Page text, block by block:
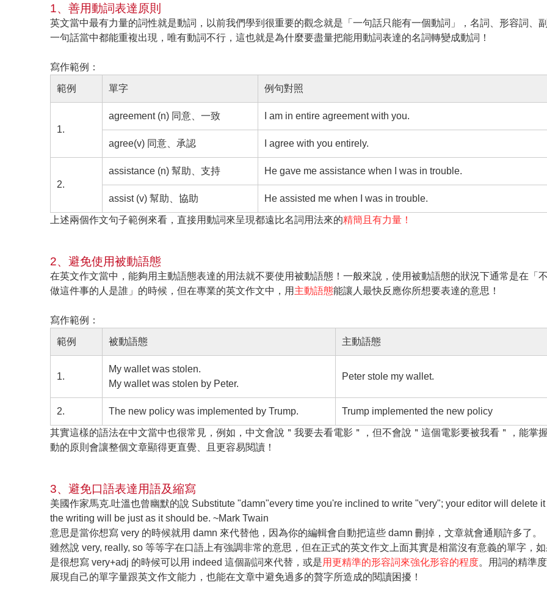
1、善用動詞表達原則
英文當中最有力量的詞性就是動詞，以前我們學到很重要的觀念就是「一句話只能有一個動詞」，名詞、形容詞、
一句話當中都能重複出現，唯有動詞不行，這也就是為什麼要盡量把能用動詞表達的名詞轉變成動詞！
寫作範例：
範例 單字 例句對照
1.
agreement (n) 同意、一致 I am in entire agreement with you.
agree(v) 同意、承認 I agree with you entirely.
2.
assistance (n) 幫助、支持 He gave me assistance when I was in trouble.
assist (v) 幫助、協助 He assisted me when I was in trouble.
上述兩個作文句子範例來看，直接用動詞來呈現都遠比名詞用法來的精簡且有力量！
2、避免使用被動語態
在英文作文當中，能夠用主動語態表達的用法就不要使用被動語態！一般來說，使用被動語態的狀況下通常是在「
做這件事的人是誰」的時候，但在專業的英文作文中，用 主動語態能讓人最快反應你所想要表達的意思！
寫作範例：
範例 被動語態 主動語態
1.
My wallet was stolen.
My wallet was stolen by Peter.
Peter stole my wallet.
2. The new policy was implemented by Trump. Trump implemented the new policy
其實這樣的語法在中文當中也很常見，例如，中文會說＂我要去看電影＂，但不會說＂這個電影要被我看＂，能掌
動的原則會讓整個文章顯得更直覺、且更容易閱讀！
3、避免口語表達用語及縮寫
美國作家馬克.吐溫也曾幽默的說 Substitute "damn"every time you're inclined to write "very"; your editor will delete
the writing will be just as it should be. ~Mark Twain
意思是當你想寫 very 的時候就用 damn 來代替他，因為你的編輯會自動把這些 damn 刪掉，文章就會通順許多了。
雖然說 very, really, so 等等字在口語上有強調非常的意思，但在正式的英文作文上面其實是相當沒有意義的單字，
是很想寫 very+adj 的時候可以用 indeed 這個副詞來代替，或是用更精準的形容詞來強化形容的程度。用詞的精準
展現自己的單字量跟英文作文能力，也能在文章中避免過多的贅字所造成的閱讀困擾！